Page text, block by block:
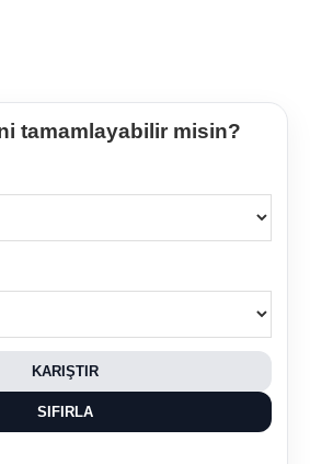
tamamlayabilir misin?
KARIŞTIR
SIFIRLA